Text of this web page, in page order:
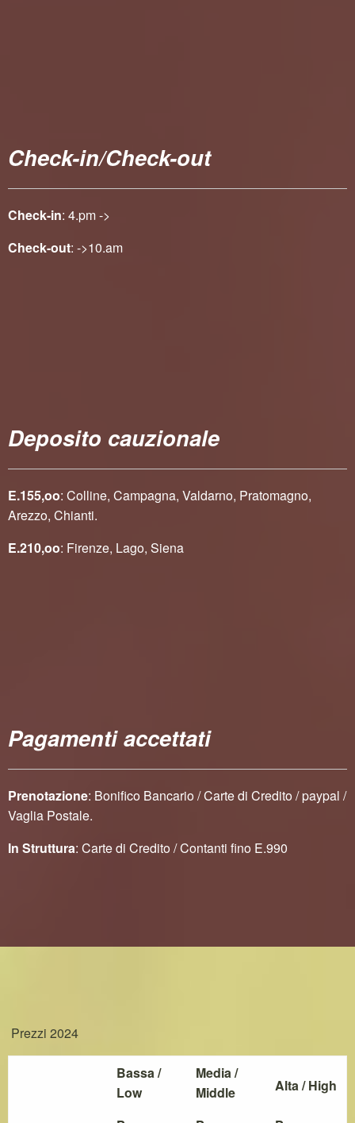
Check-in/Check-out
Check-in: 4.pm ->
Check-out: ->10.am
Deposito cauzionale
E.155,oo: Colline, Campagna, Valdarno, Pratomagno,
Arezzo, Chianti.
E.210,oo: Firenze, Lago, Siena
Pagamenti accettati
Prenotazione: Bonifico Bancario / Carte di Credito / paypal /
Vaglia Postale.
In Struttura: Carte di Credito / Contanti fino E.990
Prezzi 2024
Bassa /
Low
Media /
Middle
Alta / High